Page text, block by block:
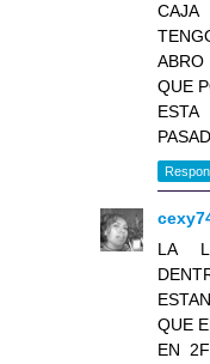
QUE
LA
QUE
EN